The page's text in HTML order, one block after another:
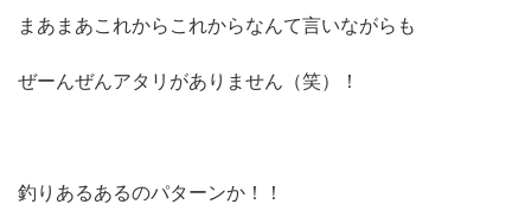
まあまあこれからこれからなんて言いながらも
ぜーんぜんアタリがありません（笑）！
釣りあるあるのパターンか！！